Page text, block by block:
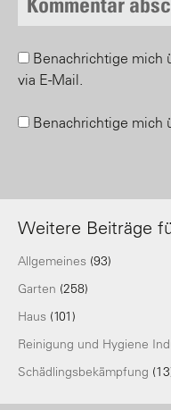
Benachrichtige mich
via E-Mail.
Benachrichtige mich
Weitere Beiträge
Allgemeines (93)
Garten (258)
Haus (101)
Reinigung und Hygiene
Schädlingsbekämpfung